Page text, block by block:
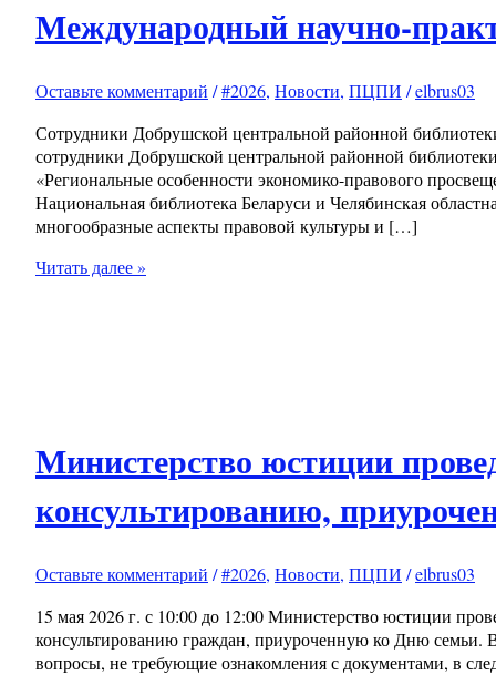
Международный научно-
Оставьте комментарий /#2026, Новости, ПЦПИ /elbrus03
Сотрудники Добрушской центральной районной
сотрудники Добрушской центральной районной
«Региональные особенности экономико-правового
Национальная библиотека Беларуси и Челябинская
многообразные аспекты правовой культуры и […]
Читать далее »
Министерство юстиции
консультированию,
Оставьте комментарий /#2026, Новости, ПЦПИ /elbrus03
15 мая 2026 г. с 10:00 до 12:00 Министерство юстиции
консультированию граждан, приуроченную ко Дню семьи.
вопросы, не требующие ознакомления с документами, в